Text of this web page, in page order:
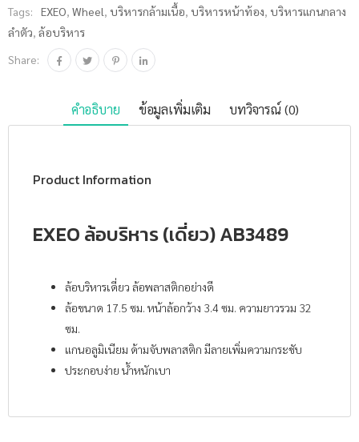
Tags:
EXEO Wheel บริหารกล้ามเนื้อ บริหารหน้าท้อง บริหารแกนกลาง
ลำตัว ล้อบริหาร
Share:
คำอธิบาย ข้อมูลเพิ่มเติม บทวิจารณ์ (0)
Product Information
EXEO ล้อบริหาร (เดี่ยว) AB3489
ล้อบริหารเดี่ยว ล้อพลาสติกอย่างดี
ล้อขนาด 17.5 ซม. หน้าล้อกว้าง 3.4 ซม. ความยาวรวม 32
ซม.
แกนอลูมิเนียม ด้ามจับพลาสติก มีลายเพิ่มความกระชับ
ประกอบง่าย น้ำหนักเบา